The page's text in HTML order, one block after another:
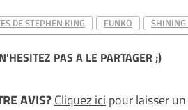
DE STEPHEN KING FUNKO
PAS A LE PARTAGER ;)
AVIS?Cliquez ici pour laisser